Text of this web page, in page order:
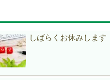
しばらくお休みします